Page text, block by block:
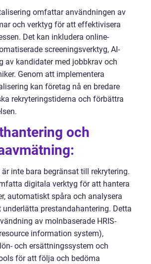
omfattar användningen av
och verktyg för att effektivisera
Det kan inkludera online-
screeningsverktyg, AI-
av kandidater med jobbkrav och
Genom att implementera
kan företag nå en bredare
rekryteringstiderna och förbättra
och
inte bara begränsat till rekrytering.
digitala verktyg för att hantera
automatiskt spåra och analysera
prestandahantering. Detta
av molnbaserade HRIS-
information system),
och ersättningssystem och
för att följa och bedöma